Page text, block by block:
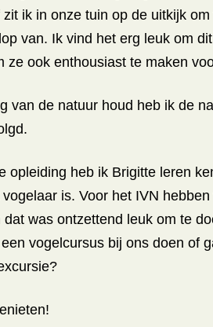
zit ik in onze tuin op de uitkijk
van. Ik vind het erg leuk om
ze ook enthousiast te maken
van de natuur houd heb ik de
opleiding heb ik Brigitte leren
is. Voor het IVN
dat was ontzettend leuk om te
vogelcursus bij ons doen of